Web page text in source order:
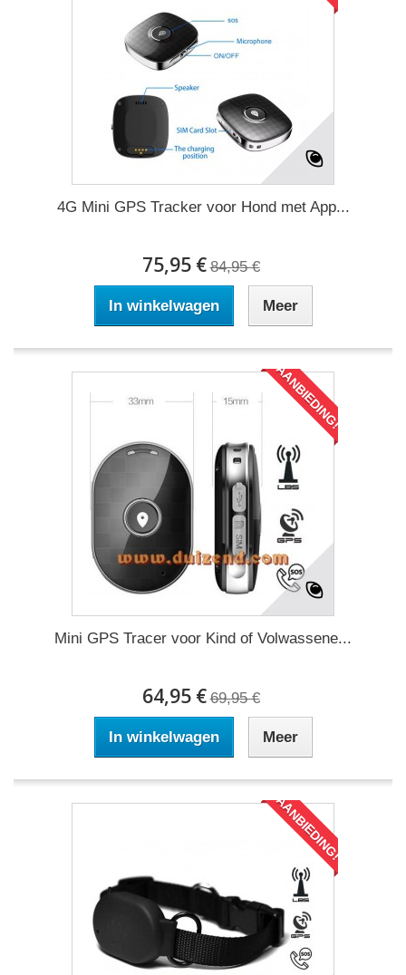
4G Mini GPS Tracker voor Hond met App...
75,95 € 84,95 €
In winkelwagen Meer
AANBIEDING!
Mini GPS Tracer voor Kind of Volwassene...
64,95 € 69,95 €
In winkelwagen Meer
AANBIEDING!